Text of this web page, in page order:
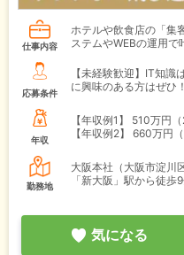
仕事内容
ホテルや飲食店の「集
ステムやWEBの運用で
応募条件
【未経験歓迎】IT知識
に興味のある方はぜひ！
年収
【年収例1】
510万円
【年収例2】
660万円
勤務地
大阪本社（大阪市淀
「新大阪」駅から徒歩9
気になる